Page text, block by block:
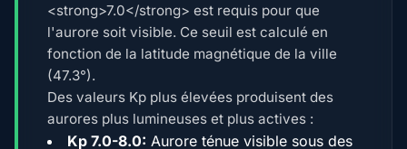
<strong>7.0</strong> est requis pour que
l'aurore soit visible. Ce seuil est calculé en
fonction de la latitude magnétique de la ville
(47.3°).
Des valeurs Kp plus élevées produisent des
aurores plus lumineuses et plus actives :
Kp 7.0-8.0: Aurore ténue visible sous des